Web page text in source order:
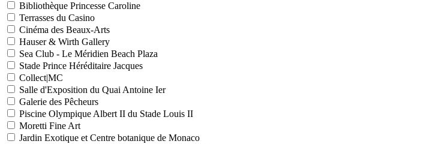
Bibliothèque Princesse Caroline
Terrasses du Casino
Cinéma des Beaux-Arts
Hauser & Wirth Gallery
Sea Club - Le Méridien Beach Plaza
Stade Prince Héréditaire Jacques
Collect|MC
Salle d'Exposition du Quai Antoine Ier
Galerie des Pêcheurs
Piscine Olympique Albert II du Stade Louis II
Moretti Fine Art
Jardin Exotique et Centre botanique de Monaco